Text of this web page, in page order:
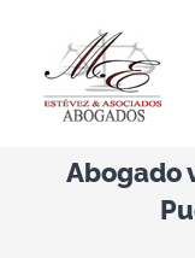
contenido
Abogado